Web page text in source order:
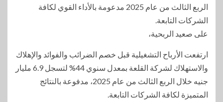
الربع الثالث من عام 2025 مدعومة بالأداء القوي لكافة
الشركات التابعة.
على صعيد الربحية،
ارتفعت الأرباح التشغيلية قبل خصم الضرائب والفوائد والإهلاك
والاستهلاك لشركة القلعة بمعدل سنوي 44% لتسجل 6.9 مليار
جنيه خلال الربع الثالث من عام 2025، مدفوعة بالنتائج
المتميزة لكافة الشركات التابعة.